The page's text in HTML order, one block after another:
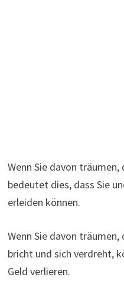
Wenn Sie davon
bedeutet dies, dass Sie
erleiden können.
Wenn Sie davon
bricht und sich verdreht,
Geld verlieren.